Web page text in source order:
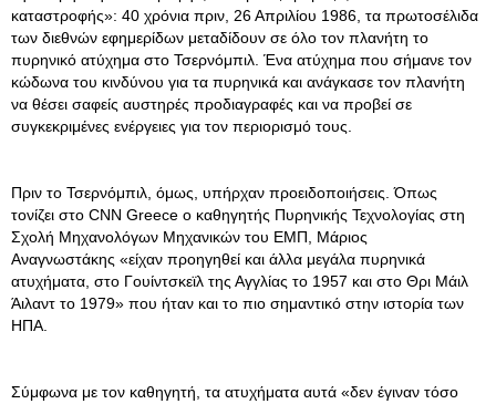
καταστροφής»: 40 χρόνια πριν, 26 Απριλίου 1986, τα πρωτοσέλιδα
των διεθνών εφημερίδων μεταδίδουν σε όλο τον πλανήτη το
πυρηνικό ατύχημα στο Τσερνόμπιλ. Ένα ατύχημα που σήμανε τον
κώδωνα του κινδύνου για τα πυρηνικά και ανάγκασε τον πλανήτη
να θέσει σαφείς αυστηρές προδιαγραφές και να προβεί σε
συγκεκριμένες ενέργειες για τον περιορισμό τους.
Πριν το Τσερνόμπιλ, όμως, υπήρχαν προειδοποιήσεις. Όπως
τονίζει στο CNN Greece ο καθηγητής Πυρηνικής Τεχνολογίας στη
Σχολή Μηχανολόγων Μηχανικών του ΕΜΠ, Μάριος
Αναγνωστάκης «είχαν προηγηθεί και άλλα μεγάλα πυρηνικά
ατυχήματα, στο Γουίντσκεϊλ της Αγγλίας το 1957 και στο Θρι Μάιλ
Άιλαντ το 1979» που ήταν και το πιο σημαντικό στην ιστορία των
ΗΠΑ.
Σύμφωνα με τον καθηγητή, τα ατυχήματα αυτά «δεν έγιναν τόσο